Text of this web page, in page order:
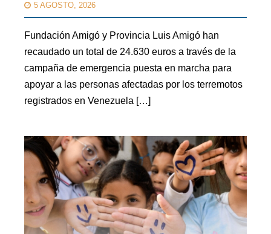
5 AGOSTO, 2026
Fundación Amigó y Provincia Luis Amigó han
recaudado un total de 24.630 euros a través de la
campaña de emergencia puesta en marcha para
apoyar a las personas afectadas por los terremotos
registrados en Venezuela […]